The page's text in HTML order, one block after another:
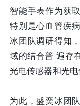
智能手表作为获
特别是心血管疾
冰团队调研得知
域的结合普 遍存
光电传感器和光电
为此，盛奕冰团